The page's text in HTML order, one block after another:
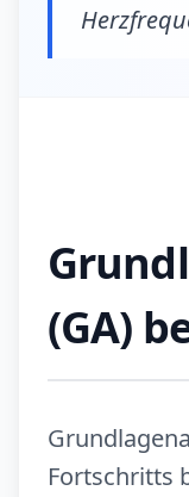
(GA)
Fortschritts